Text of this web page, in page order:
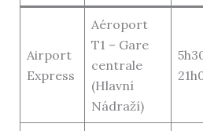
Airport
Express
Aéroport
T1 – Gare
centrale
(Hlavní
Nádraží)